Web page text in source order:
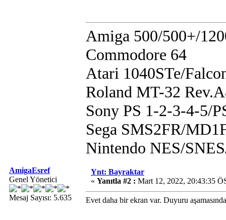
Amiga 500/500+/
Commodore 64
Atari 1040STe/
Roland MT-32
Sony PS 1-2-3-4-5/
Sega SMS2FR/
Nintendo NES/
AmigaEsref
Genel Yönetici
Mesaj Sayısı: 5.635
Ynt: Bayraktar
« Yanıtla #2 : Mart 12, 2022, 20:43:35
Evet daha bir ekran var. Duyuru